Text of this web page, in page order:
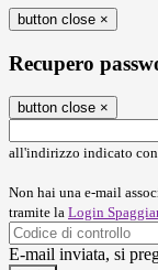
button close ×
Recupero
button close ×
all'indirizzo indicato
Non hai una e-mail
tramite la Login
E-mail inviata, si